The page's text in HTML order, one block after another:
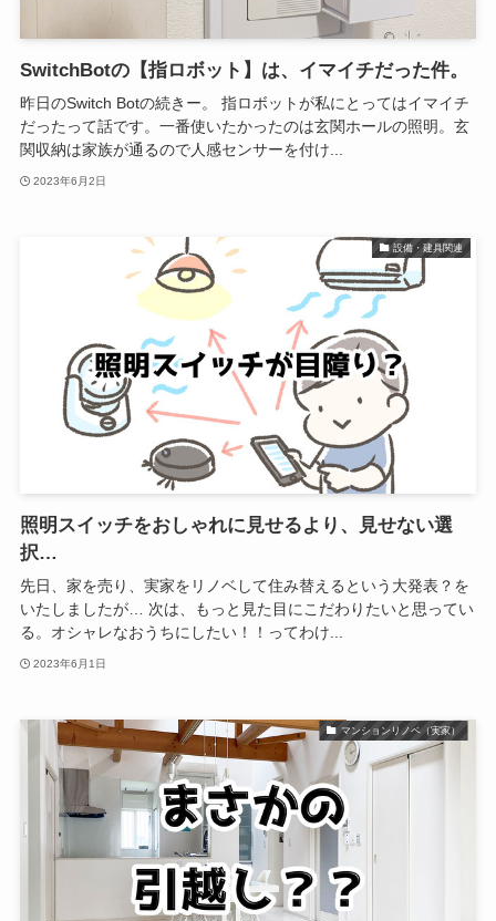
SwitchBotの【指ロボット】は、イマイチだった件。
昨日のSwitch Botの続きー。 指ロボットが私にとってはイマイチ
だったって話です。一番使いたかったのは玄関ホールの照明。玄
関収納は家族が通るので人感センサーを付け...
2023年6月2日
設備・建具関連
照明スイッチをおしゃれに見せるより、見せない選
択…
先日、家を売り、実家をリノベして住み替えるという大発表？を
いたしましたが… 次は、もっと見た目にこだわりたいと思ってい
る。オシャレなおうちにしたい！！ってわけ...
2023年6月1日
マンションリノベ（実家）